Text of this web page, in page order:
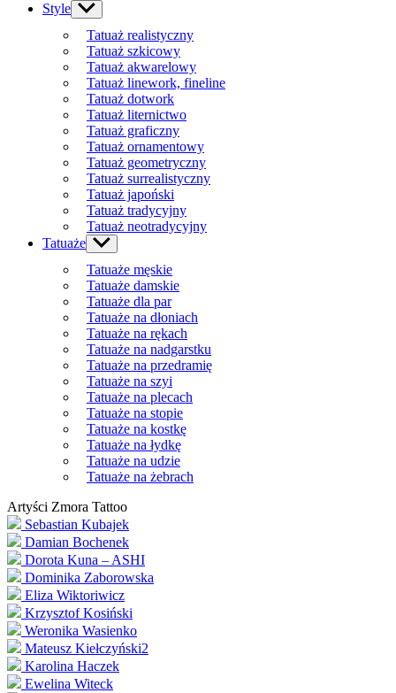
Style Show
sub
menu
Tatuaż realistyczny
Tatuaż szkicowy
Tatuaż akwarelowy
Tatuaż linework, fineline
Tatuaż dotwork
Tatuaż liternictwo
Tatuaż graficzny
Tatuaż ornamentowy
Tatuaż geometryczny
Tatuaż surrealistyczny
Tatuaż japoński
Tatuaż tradycyjny
Tatuaż neotradycyjny
Tatuaże Show
sub
menu
Tatuaże męskie
Tatuaże damskie
Tatuaże dla par
Tatuaże na dłoniach
Tatuaże na rękach
Tatuaże na nadgarstku
Tatuaże na przedramię
Tatuaże na szyi
Tatuaże na plecach
Tatuaże na stopie
Tatuaże na kostkę
Tatuaże na łydkę
Tatuaże na udzie
Tatuaże na żebrach
Artyści Zmora Tattoo
Sebastian Kubajek
Damian Bochenek
Dorota Kuna – ASHI
Dominika Zaborowska
Eliza Wiktoriwicz
Krzysztof Kosiński
Weronika Wasienko
Mateusz Kiełczyński2
Karolina Haczek
Ewelina Witeck